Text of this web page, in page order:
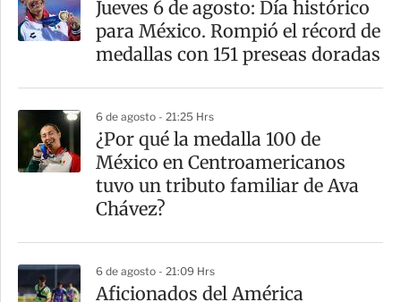
r
t
Jueves 6 de agosto: Día histórico
para México. Rompió el récord de
medallas con 151 preseas doradas
6 de agosto - 21:25 Hrs
¿Por qué la medalla 100 de
México en Centroamericanos
tuvo un tributo familiar de Ava
Chávez?
6 de agosto - 21:09 Hrs
Aficionados del América